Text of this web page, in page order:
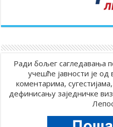
Ради бољег сагледавања
учешће јавности је од
коментарима,
дефинисању заједничке